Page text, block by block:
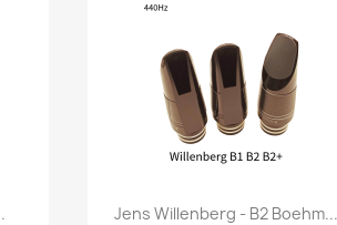
Vorschau
Jens Willenberg - B2 Boehm...